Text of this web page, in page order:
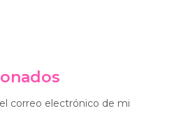
correo electrónico de mi